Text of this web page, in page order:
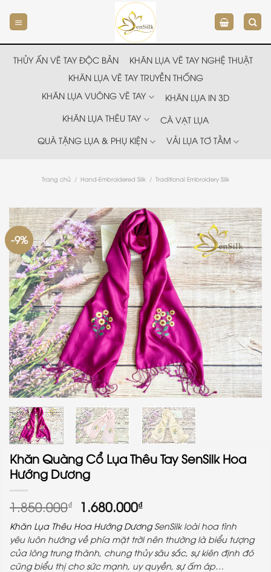
đến
nội
dung
THỦY ẤN VẼ TAY ĐỘC BẢN
KHĂN LỤA VẼ TAY NGHỆ THUẬT
KHĂN LỤA VẼ TAY TRUYỀN THỐNG
KHĂN LỤA VUÔNG VẼ TAY
KHĂN LỤA IN 3D
KHĂN LỤA THÊU TAY
CÀ VẠT LỤA
QUÀ TẶNG LỤA & PHỤ KIỆN
VẢI LỤA TƠ TẰM
Trang chủ / Hand-Embroidered Silk / Traditional Embroidery Silk
-9%
Khăn Quàng Cổ Lụa Thêu Tay SenSilk Hoa
Hướng Dương
1.850.000₫ Giá
gốc
là:
1.850.000₫.
1.680.000₫Giá
hiện
tại
là:
1.680.000₫.
Khăn Lụa Thêu Hoa Hướng DươngSenSilk loài hoa tình
yêu luôn hướng về phía mặt trời nên thường là biểu tượng
của lòng trung thành, chung thủy sâu sắc, sự kiên định đó
cũng biểu thị cho sức mạnh, uy quyền, sự ấm áp…